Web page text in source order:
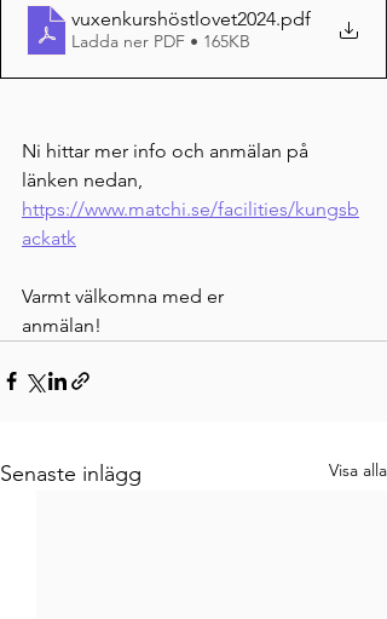
vuxenkurshöstlovet2024.pdf
Ladda ner PDF • 165KB
Ni hittar mer info och anmälan på
länken nedan,
https://www.matchi.se/facilities/kungsb
ackatk
Varmt välkomna med er
anmälan!
Senaste inlägg Visa alla